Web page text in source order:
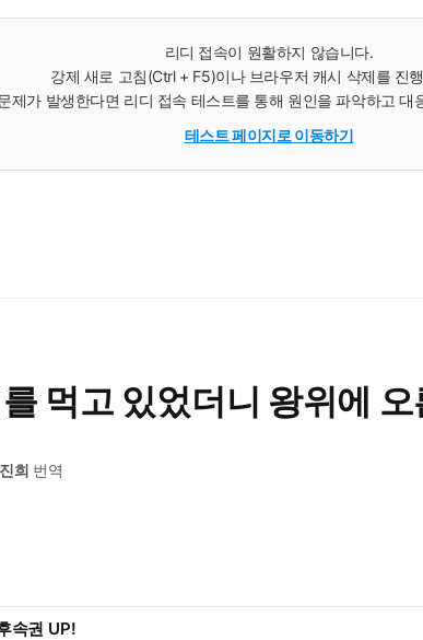
리디 접속이 원활하지 않습니다.
강제 새로 고침(Ctrl + F5)이나 브라우저 캐시 삭제를 진
제가 발생한다면 리디 접속 테스트를 통해 원인을 파악하고 대
테스트 페이지로 이동하기
먹고 있었더니 왕위에 오
희 번역
속권 UP!